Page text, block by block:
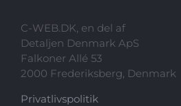
C-WEB.DK, en del af
Detaljen Denmark ApS
Falkoner Allé 53
2000 Frederiksberg, Denmark
Privatlivspolitik